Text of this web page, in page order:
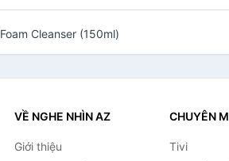
Cleanser (150ml)
VỀ NGHE NHÌN AZ
Giới thiệu
CHUYÊN
Tivi